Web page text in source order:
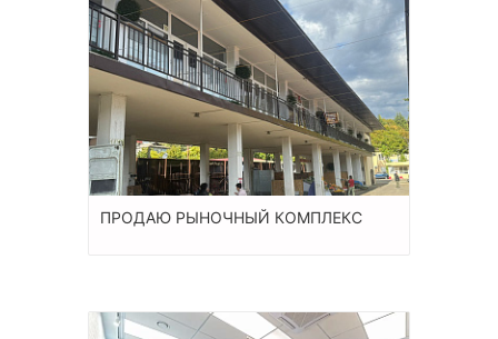
ПРОДАЮ РЫНОЧНЫЙ КОМПЛЕКС